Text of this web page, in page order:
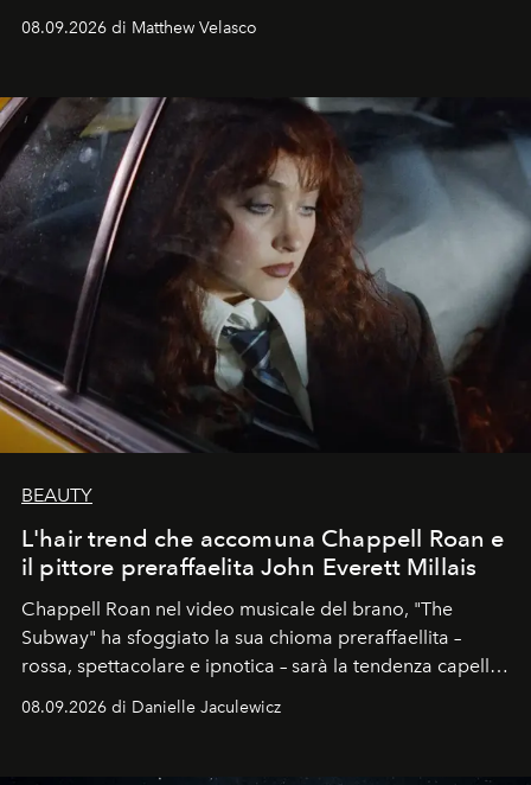
08.09.2026 di Matthew Velasco
BEAUTY
L'hair trend che accomuna Chappell Roan e
il pittore preraffaelita John Everett Millais
Chappell Roan nel video musicale del brano, "The
Subway" ha sfoggiato la sua chioma preraffaellita –
rossa, spettacolare e ipnotica – sarà la tendenza capelli
dell'autunno?
08.09.2026 di Danielle Jaculewicz